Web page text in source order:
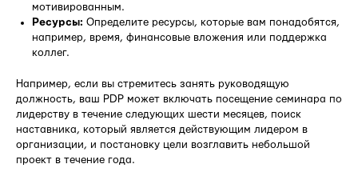
мотивированным.
Ресурсы: Определите ресурсы, которые вам понадобятся,
например, время, финансовые вложения или поддержка
коллег.
Например, если вы стремитесь занять руководящую
должность, ваш PDP может включать посещение семинара по
лидерству в течение следующих шести месяцев, поиск
наставника, который является действующим лидером в
организации, и постановку цели возглавить небольшой
проект в течение года.